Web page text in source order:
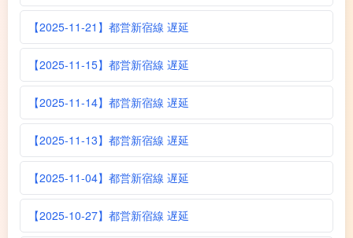
【2025-11-21】都営新宿線 遅延
【2025-11-15】都営新宿線 遅延
【2025-11-14】都営新宿線 遅延
【2025-11-13】都営新宿線 遅延
【2025-11-04】都営新宿線 遅延
【2025-10-27】都営新宿線 遅延